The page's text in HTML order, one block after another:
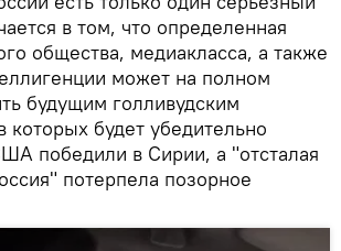
в том, что определенная
общества, медиакласса, а также
может на полном
будущим голливудским
которых будет убедительно
победили в Сирии, а "отсталая
потерпела позорное